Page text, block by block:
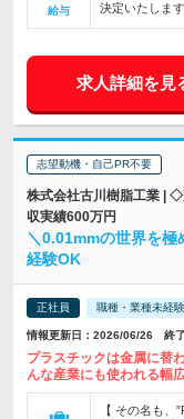
給与
決定いたしま
求人詳細を見
志望動機・自己PR不要
株式会社古川樹脂工業 |
収実績600万円
＼0.01mmの世界を
経験OK
正社員 職種・業種未経
情報更新日：2026/06/26 終
プラスチックは金属に替
んな産業にも使われる幅
【 その名も、